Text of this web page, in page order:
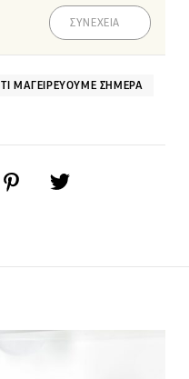
ΣΥΝΕΧΕΙΑ
ΤΙ ΜΑΓΕΙΡΕΎΟΥΜΕ ΣΉΜΕΡΑ